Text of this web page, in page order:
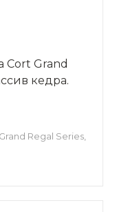
Cort Grand
кедра.
Regal Series,